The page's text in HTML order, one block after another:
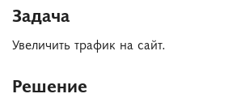
Задача
Увеличить трафик на сайт.
Решение